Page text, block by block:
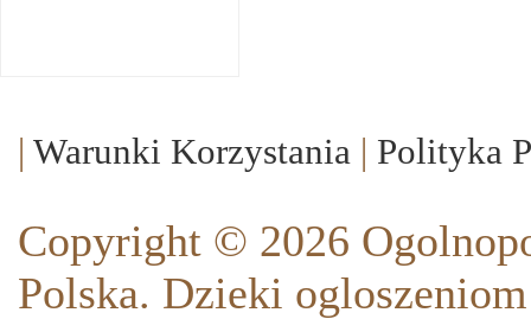
| Warunki Korzystania | Polityka
Copyright © 2026
Polska. Dzieki